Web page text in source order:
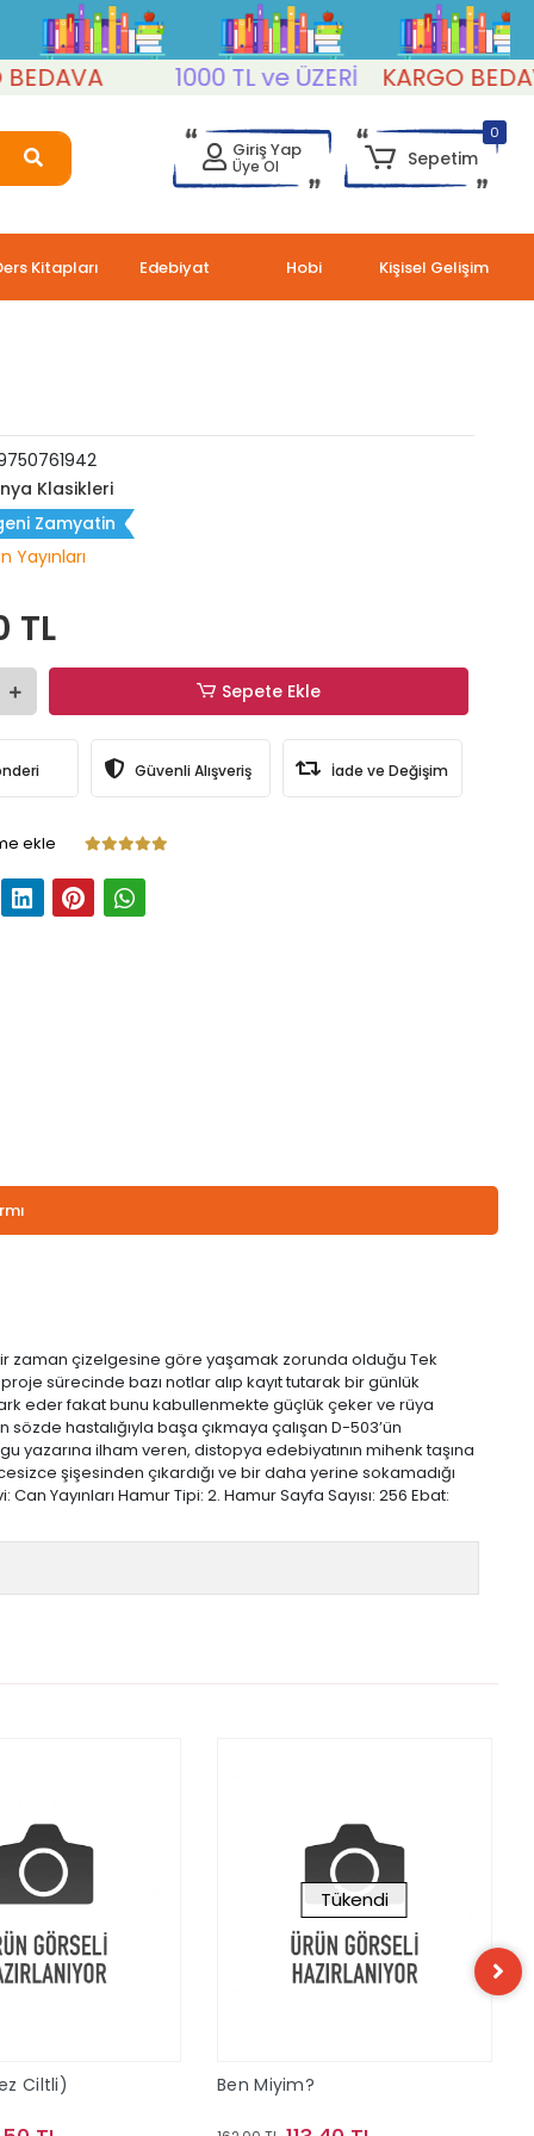
1000 TL ve ÜZERİ KARGO BEDAVA
Giriş Yap
Üye Ol
0
Sepetim
Kitapları Edebiyat Hobi Kişisel Gelişim
Klasikleri
Zamyatin
Yayınları
TL
Sepete Ekle
Güvenli Alışveriş İade ve Değişim
ekle
zaman çizelgesine göre yaşamak zorunda olduğu Tek
sürecinde bazı notlar alıp kayıt tutarak bir günlük
eder fakat bunu kabullenmekte güçlük çeker ve rüya
hastalığıyla başa çıkmaya çalışan D-503’ün
yazarına ilham veren, distopya edebiyatının mihenk taşına
şişesinden çıkardığı ve bir daha yerine sokamadığı
Yayınları Hamur Tipi: 2. Hamur Sayfa Sayısı: 256 Ebat:
Ciltli)
Tükendi
Ben Miyim?